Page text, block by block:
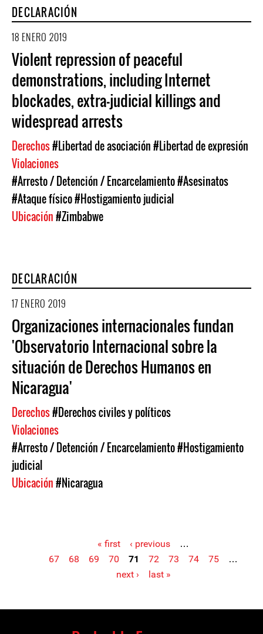
DECLARACIÓN
18 ENERO 2019
Violent repression of peaceful
demonstrations, including Internet
blockades, extra-judicial killings and
widespread arrests
Derechos#Libertad de asociación#Libertad de expresión
Violaciones
#Arresto / Detención / Encarcelamiento#Asesinatos
#Ataque físico#Hostigamiento judicial
Ubicación#Zimbabwe
DECLARACIÓN
17 ENERO 2019
Organizaciones internacionales fundan
'Observatorio Internacional sobre la
situación de Derechos Humanos en
Nicaragua'
Derechos#Derechos civiles y políticos
Violaciones
#Arresto / Detención / Encarcelamiento#Hostigamiento
judicial
Ubicación#Nicaragua
« first ‹ previous
…
67
68 69 70 71 72 73 74 75
…
next ›
last »